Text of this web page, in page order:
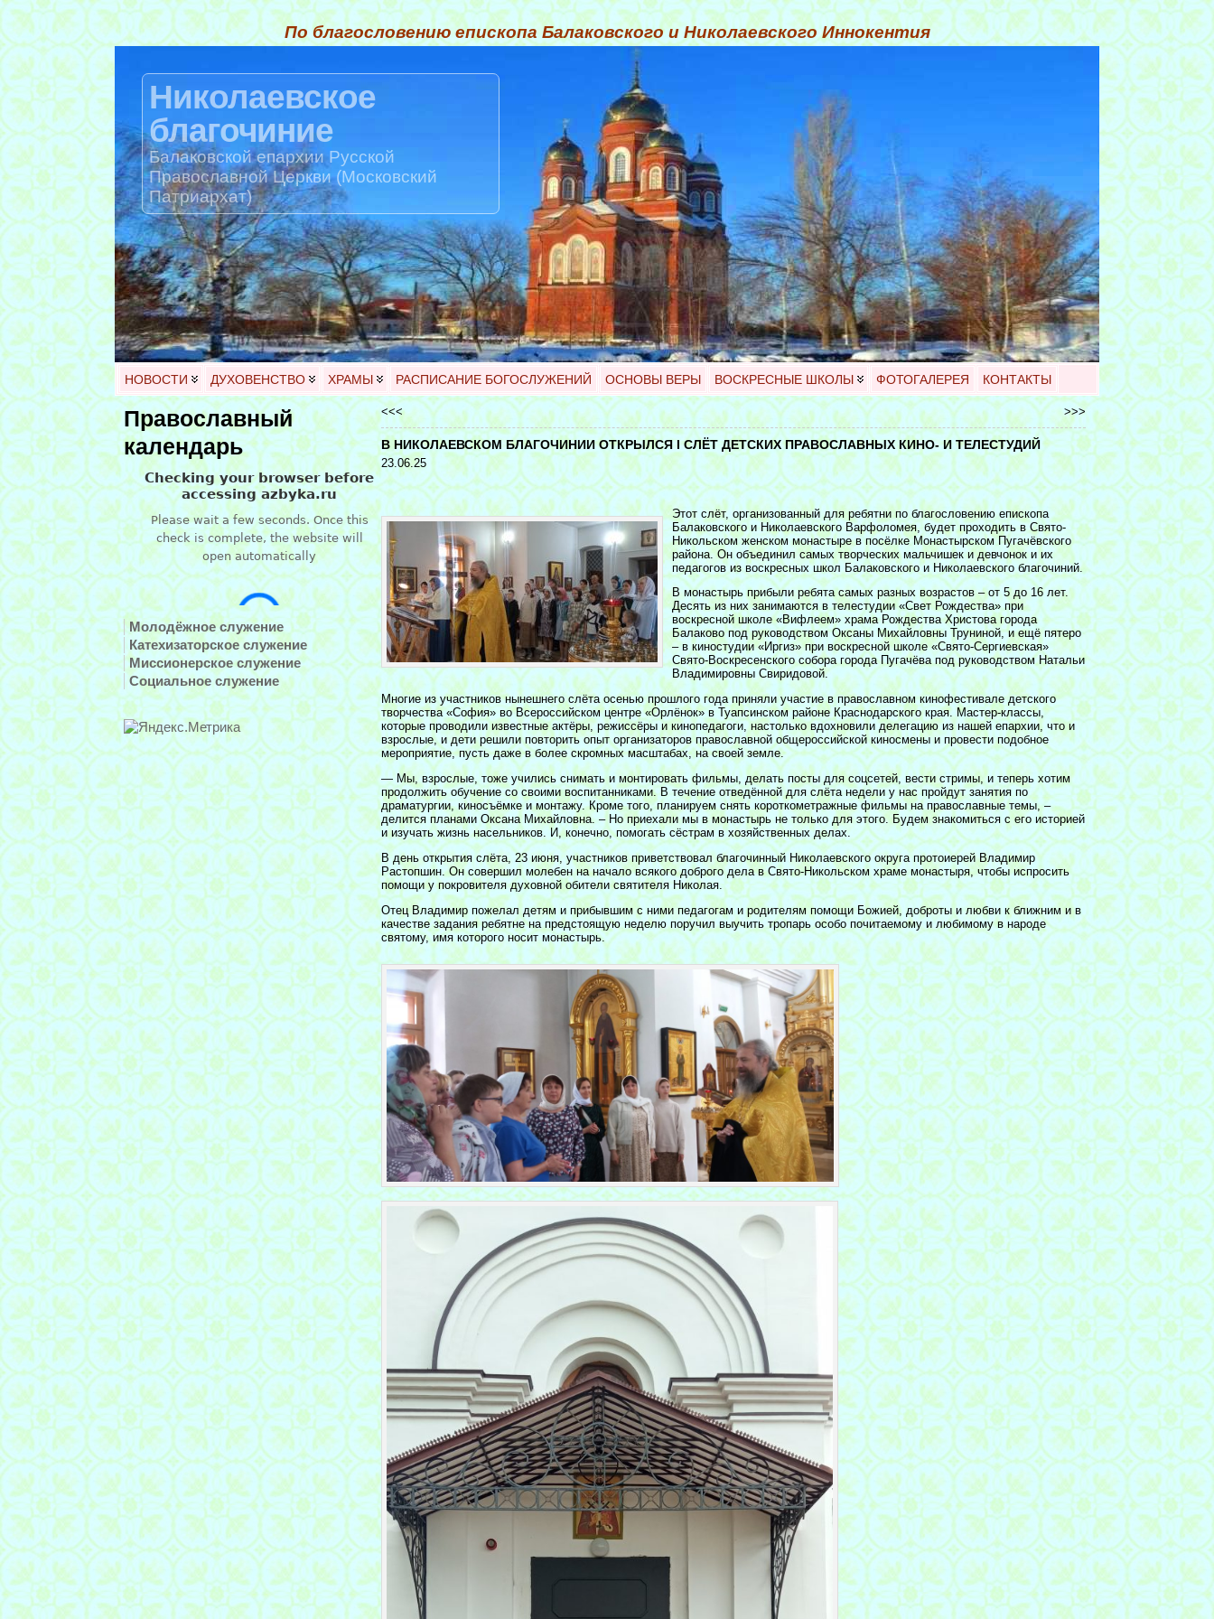
По благословению епископа Балаковского и Николаевского Иннокентия
Николаевское
благочиние
Балаковской епархии Русской
Православной Церкви (Московский
Патриархат)
НОВОСТИ ДУХОВЕНСТВО ХРАМЫ РАСПИСАНИЕ БОГОСЛУЖЕНИЙ ОСНОВЫ ВЕРЫ ВОСКРЕСНЫЕ ШКОЛЫ ФОТОГАЛЕРЕЯ КОНТАКТЫ
Православный
календарь
Молодёжное служение
Катехизаторское служение
Миссионерское служение
Социальное служение
<<< >>>
В НИКОЛАЕВСКОМ БЛАГОЧИНИИ ОТКРЫЛСЯ I СЛЁТ ДЕТСКИХ ПРАВОСЛАВНЫХ КИНО- И ТЕЛЕСТУДИЙ
23.06.25
Этот слёт, организованный для ребятни по благословению епископа
Балаковского и Николаевского Варфоломея, будет проходить в Свято-
Никольском женском монастыре в посёлке Монастырском Пугачёвского
района. Он объединил самых творческих мальчишек и девчонок и их
педагогов из воскресных школ Балаковского и Николаевского благочиний.
В монастырь прибыли ребята самых разных возрастов – от 5 до 16 лет.
Десять из них занимаются в телестудии «Свет Рождества» при
воскресной школе «Вифлеем» храма Рождества Христова города
Балаково под руководством Оксаны Михайловны Труниной, и ещё пятеро
– в киностудии «Иргиз» при воскресной школе «Свято-Сергиевская»
Свято-Воскресенского собора города Пугачёва под руководством Натальи
Владимировны Свиридовой.
Многие из участников нынешнего слёта осенью прошлого года приняли участие в православном кинофестивале детского
творчества «София» во Всероссийском центре «Орлёнок» в Туапсинском районе Краснодарского края. Мастер-классы,
которые проводили известные актёры, режиссёры и кинопедагоги, настолько вдохновили делегацию из нашей епархии, что и
взрослые, и дети решили повторить опыт организаторов православной общероссийской киносмены и провести подобное
мероприятие, пусть даже в более скромных масштабах, на своей земле.
— Мы, взрослые, тоже учились снимать и монтировать фильмы, делать посты для соцсетей, вести стримы, и теперь хотим
продолжить обучение со своими воспитанниками. В течение отведённой для слёта недели у нас пройдут занятия по
драматургии, киносъёмке и монтажу. Кроме того, планируем снять короткометражные фильмы на православные темы, –
делится планами Оксана Михайловна. – Но приехали мы в монастырь не только для этого. Будем знакомиться с его историей
и изучать жизнь насельников. И, конечно, помогать сёстрам в хозяйственных делах.
В день открытия слёта, 23 июня, участников приветствовал благочинный Николаевского округа протоиерей Владимир
Растопшин. Он совершил молебен на начало всякого доброго дела в Свято-Никольском храме монастыря, чтобы испросить
помощи у покровителя духовной обители святителя Николая.
Отец Владимир пожелал детям и прибывшим с ними педагогам и родителям помощи Божией, доброты и любви к ближним и в
качестве задания ребятне на предстоящую неделю поручил выучить тропарь особо почитаемому и любимому в народе
святому, имя которого носит монастырь.